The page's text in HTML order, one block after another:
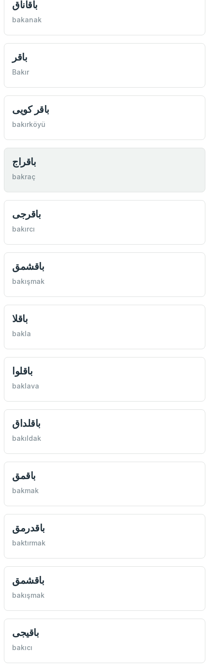
باقاناق
bakanak
باقر
Bakır
باقر كویی
bakırköyü
باقراج
bakraç
باقرجی
bakırcı
باقشمق
bakışmak
باقلا
bakla
باقلوا
baklava
باقلداق
bakıldak
باقمق
bakmak
باقدرمق
baktırmak
باقشمق
bakışmak
باقيجی
bakıcı